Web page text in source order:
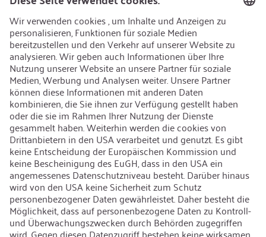
AEB/CoC
Nachhaltigkeit
Recycling
Nachhaltigkeit
Karriere
Offene Jobs
Kontakt
iSi Group
Produktkatalog